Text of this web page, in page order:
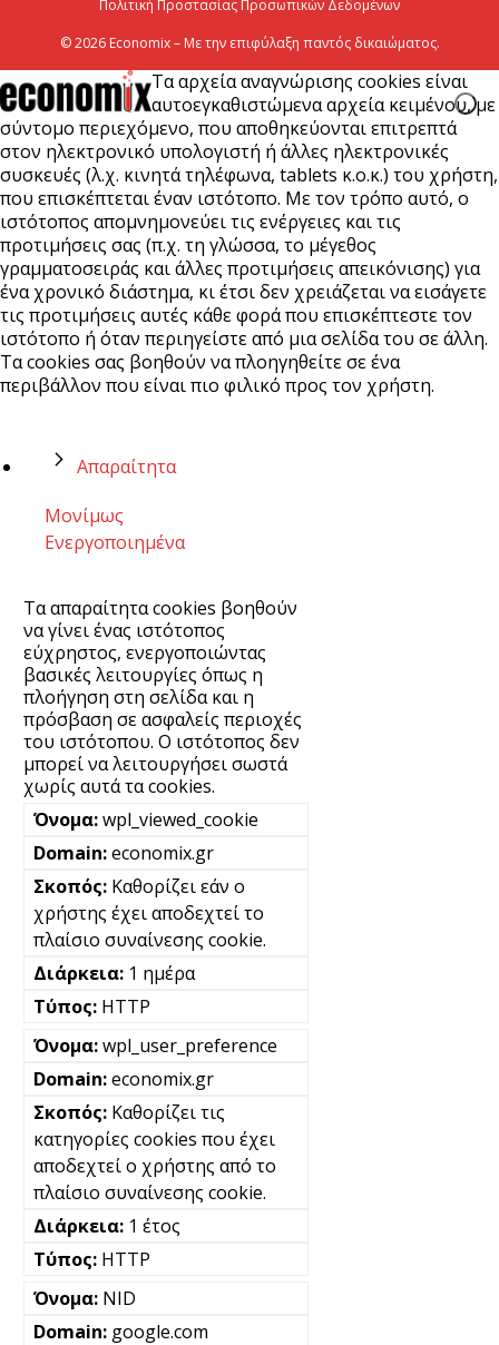
Πολιτική Προστασίας Προσωπικών Δεδομένων
© 2026 Economix – Με την επιφύλαξη παντός δικαιώματος.
Τα αρχεία αναγνώρισης cookies είναι
αυτοεγκαθιστώμενα αρχεία κειμένου, με
σύντομο περιεχόμενο, που αποθηκεύονται επιτρεπτά
στον ηλεκτρονικό υπολογιστή ή άλλες ηλεκτρονικές
συσκευές (λ.χ. κινητά τηλέφωνα, tablets κ.ο.κ.) του χρήστη,
που επισκέπτεται έναν ιστότοπο. Με τον τρόπο αυτό, ο
ιστότοπος απομνημονεύει τις ενέργειες και τις
προτιμήσεις σας (π.χ. τη γλώσσα, το μέγεθος
γραμματοσειράς και άλλες προτιμήσεις απεικόνισης) για
ένα χρονικό διάστημα, κι έτσι δεν χρειάζεται να εισάγετε
τις προτιμήσεις αυτές κάθε φορά που επισκέπτεστε τον
ιστότοπο ή όταν περιηγείστε από μια σελίδα του σε άλλη.
Τα cookies σας βοηθούν να πλοηγηθείτε σε ένα
περιβάλλον που είναι πιο φιλικό προς τον χρήστη.
Απαραίτητα
Μονίμως
Ενεργοποιημένα
Τα απαραίτητα cookies βοηθούν
να γίνει ένας ιστότοπος
εύχρηστος, ενεργοποιώντας
βασικές λειτουργίες όπως η
πλοήγηση στη σελίδα και η
πρόσβαση σε ασφαλείς περιοχές
του ιστότοπου. Ο ιστότοπος δεν
μπορεί να λειτουργήσει σωστά
χωρίς αυτά τα cookies.
wpl_viewed_cookie
economix.gr
Καθορίζει εάν ο
χρήστης έχει αποδεχτεί το
πλαίσιο συναίνεσης cookie.
1 ημέρα
HTTP
wpl_user_preference
economix.gr
Καθορίζει τις
κατηγορίες cookies που έχει
αποδεχτεί ο χρήστης από το
πλαίσιο συναίνεσης cookie.
1 έτος
HTTP
NID
google.com